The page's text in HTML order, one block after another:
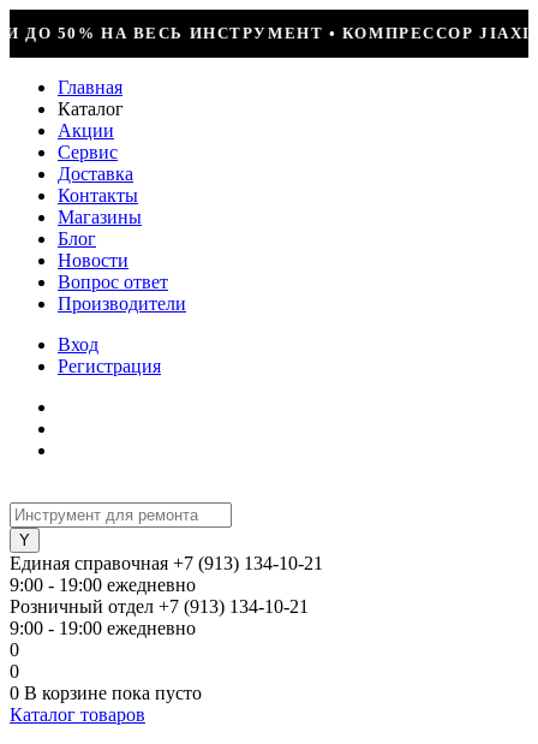
• КОМПРЕССОР JIAXIPERA T1114YB, 170ВТ, R-600
Главная
Каталог
Акции
Сервис
Доставка
Контакты
Магазины
Блог
Новости
Вопрос ответ
Производители
Вход
Регистрация
Единая справочная +7 (913) 134-10-21
9:00 - 19:00 ежедневно
Розничный отдел +7 (913) 134-10-21
9:00 - 19:00 ежедневно
0
0
0 В корзине пока пусто
Каталог товаров